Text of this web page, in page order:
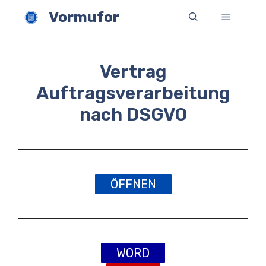
Inhalt
Vormufor Menü
Vertrag
Auftragsverarbeitung
nach DSGVO
ÖFFNEN
WORD